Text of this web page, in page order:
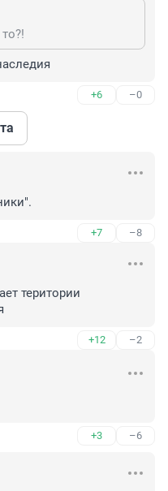
+6 –0
+7 –8
територии
+12 –2
+3 –6